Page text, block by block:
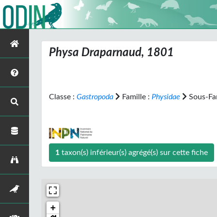
Physa Draparnaud, 1801
Classe : Gastropoda Famille : Physidae Sous-
1 taxon(s) inférieur(s) agrégé(s) sur cette fiche
+